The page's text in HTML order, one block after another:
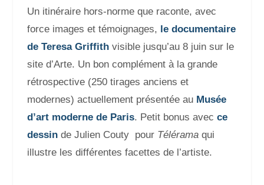
Un itinéraire hors-norme que raconte, avec
force images et témoignages, le documentaire
de Teresa Griffith visible jusqu’au 8 juin sur le
site d’Arte. Un bon complément à la grande
rétrospective (250 tirages anciens et
modernes) actuellement présentée au Musée
d’art moderne de Paris. Petit bonus avec ce
dessin de Julien Couty pour Téléramaqui
illustre les différentes facettes de l’artiste.